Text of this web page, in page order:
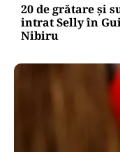
20 de grătare și
intrat Selly în
Nibiru